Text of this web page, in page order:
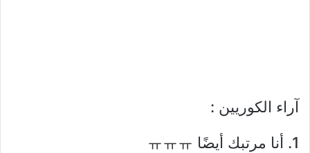
آراء الكوريين :
1. أنا مرتبك أيضًا ㅠㅠㅠ